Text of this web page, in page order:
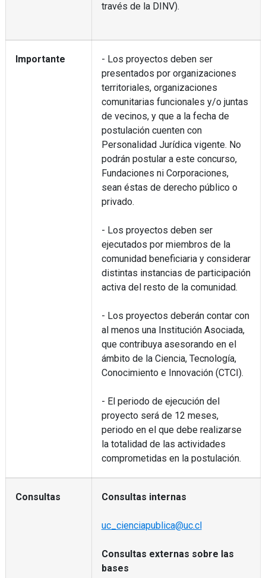
través de la DINV).
Importante
- Los proyectos deben ser
presentados por organizaciones
territoriales, organizaciones
comunitarias funcionales y/o juntas
de vecinos, y que a la fecha de
postulación cuenten con
Personalidad Jurídica vigente. No
podrán postular a este concurso,
Fundaciones ni Corporaciones,
sean éstas de derecho público o
privado.
- Los proyectos deben ser
ejecutados por miembros de la
comunidad beneficiaria y considerar
distintas instancias de participación
activa del resto de la comunidad.
- Los proyectos deberán contar con
al menos una Institución Asociada,
que contribuya asesorando en el
ámbito de la Ciencia, Tecnología,
Conocimiento e Innovación (CTCI).
- El periodo de ejecución del
proyecto será de 12 meses,
periodo en el que debe realizarse
la totalidad de las actividades
comprometidas en la postulación.
Consultas Consultas internas
uc_cienciapublica@uc.cl
Consultas externas sobre las
bases